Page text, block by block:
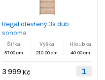
Regál otevřený 3s dub
sonoma
Šířka
57.00 cm
Výška
210.00 cm
Hloubka
40.00 cm
3 999 Kč